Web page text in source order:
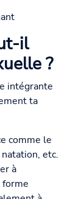
il
?
intégrante
ta
comme le
etc.
à